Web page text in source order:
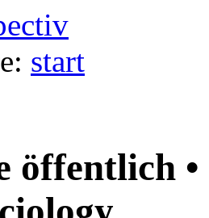
start
öffentlich